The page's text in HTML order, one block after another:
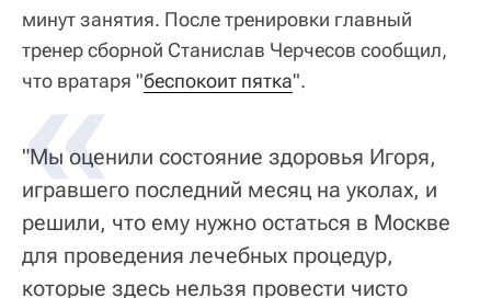
минут занятия. После тренировки главный
тренер сборной Станислав Черчесов сообщил,
что вратаря "беспокоит пятка".
"Мы оценили состояние здоровья Игоря,
игравшего последний месяц на уколах, и
решили, что ему нужно остаться в Москве
для проведения лечебных процедур,
которые здесь нельзя провести чисто